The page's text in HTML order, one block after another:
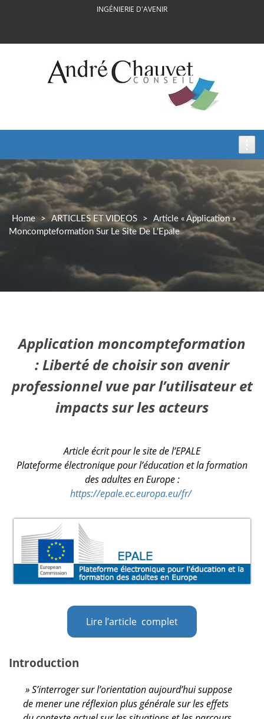
INGÉNIERIE D'AVENIR
Home > ARTICLES ET VIDEOS >
Article « Application »
Moncompteformation Sur Le Site De L’Epale
Application moncompteformation
: Liberté de choisir son avenir
professionnel vue par l’utilisateur et
impacts sur les acteurs
Article écrit pour le site de l’EPALE
Plateforme électronique pour l’éducation et la formation
des adultes en Europe :
https://epale.ec.europa.eu/fr/
Lire l’article complet
Introduction
» S’interroger sur l’orientation aujourd’hui suppose
de mener une réflexion plus générale sur les effets